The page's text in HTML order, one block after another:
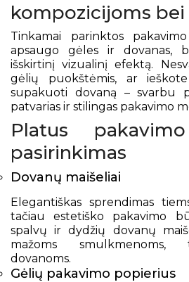
kompozicijoms
Tinkamai parinktos
apsaugo gėles ir dovanas,
išskirtinį vizualinį efektą.
gėlių puokštėmis, ar
supakuoti dovaną – svarbu
patvarias ir stilingas pakavimo
Platus
pasirinkimas
Dovanų maišeliai
Elegantiškas sprendimas
tačiau estetiško pakavimo
spalvų ir dydžių dovanų
mažoms smulkmenoms,
dovanoms.
Gėlių pakavimo popierius